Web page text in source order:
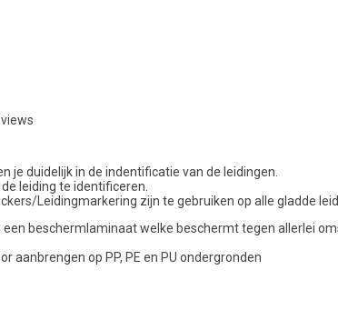
je duidelijk in de indentificatie van de leidingen.
leiding te identificeren.
Leidingmarkering zijn te gebruiken op alle gladde
beschermlaminaat welke beschermt tegen allerlei
aanbrengen op PP, PE en PU ondergronden